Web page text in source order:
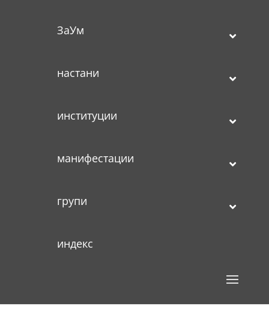
ЗаУм
настани
институции
манифестации
групи
индекс